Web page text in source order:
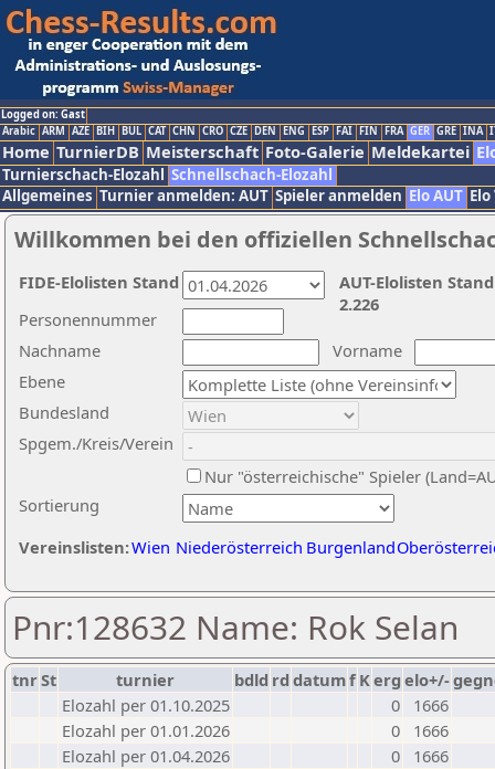
Logged on: Gast
Arabic ARM AZE BIH BUL CAT CHN CRO CZE DEN ENG ESP FAI FIN FRA GER GRE INA
Home TurnierDB Meisterschaft Foto-Galerie Meldekartei
Turnierschach-Elozahl Schnellschach-Elozahl
Allgemeines Turnier anmelden: AUT Spieler anmelden Elo AUT
Willkommen bei den offiziellen
Nachname
Vorname
Ebene
Sortierung
Personennummer
Bundesland
Spgem./Kreis/Verein
Nur "österreichische" Spieler
Vereinslisten:Wien Niederösterreich Burgenland
AUT-Elolisten
2.226
FIDE-Elolisten Stand
Pnr:128632 Name: Rok Selan
tnrSt turnier bdld rd datumf Kerg elo+/-
Elozahl per 01.10.2025
0
1666
Elozahl per 01.01.2026
0
1666
Elozahl per 01.04.2026
0
1666